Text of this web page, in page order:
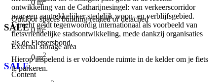
ontwikkeling van de Catharijnesingel: van verkeerscorridor
naar een aantrekkelijker stedelijk woon- en verblijfsgebied.
Utrecht geldt tegenwoordig internationaal als voorbeeld van
fietsvriendelijke stadsontwikkeling, mede dankzij organisaties
als de Fietsersbond.
Hierop inspelend is er voldoende ruimte in de kelder om je fiets
te parkeren.
0 m
Outdoor spaces building-related or detached
0 m2
External storage area
0 m2
Content
SALE
SALE